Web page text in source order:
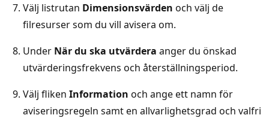
Välj listrutan Dimensionsvärden och välj de
filresurser som du vill avisera om.
Under När du ska utvärdera anger du önskad
utvärderingsfrekvens och återställningsperiod.
Välj fliken Information och ange ett namn för
aviseringsregeln samt en allvarlighetsgrad och valfri